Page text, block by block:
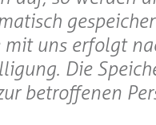
uns erfolgt
Die
betroffenen